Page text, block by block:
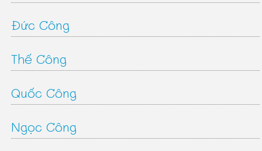
Đức Công
Thế Công
Quốc Công
Ngọc Công